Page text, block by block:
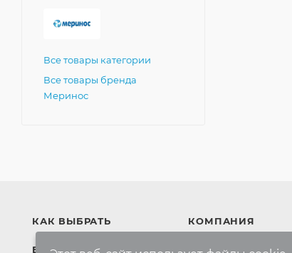
Все товары категории
Все товары бренда
Меринос
КАК ВЫБРАТЬ
БРЕНДЫ
КОМПАНИЯ
Компания